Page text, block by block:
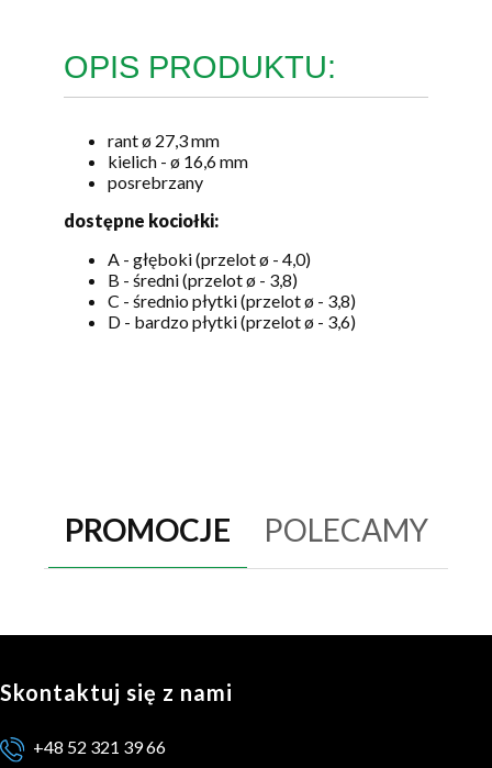
OPIS PRODUKTU:
rant ø 27,3 mm
kielich - ø 16,6 mm
posrebrzany
dostępne kociołki:
A - głęboki (przelot ø - 4,0)
B - średni (przelot ø - 3,8)
C - średnio płytki (przelot ø - 3,8)
D - bardzo płytki (przelot ø - 3,6)
PROMOCJE POLECAMY
Skontaktuj się z nami
+48 52 321 39 66